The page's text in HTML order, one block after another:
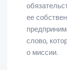
ее
слово,
о миссии.